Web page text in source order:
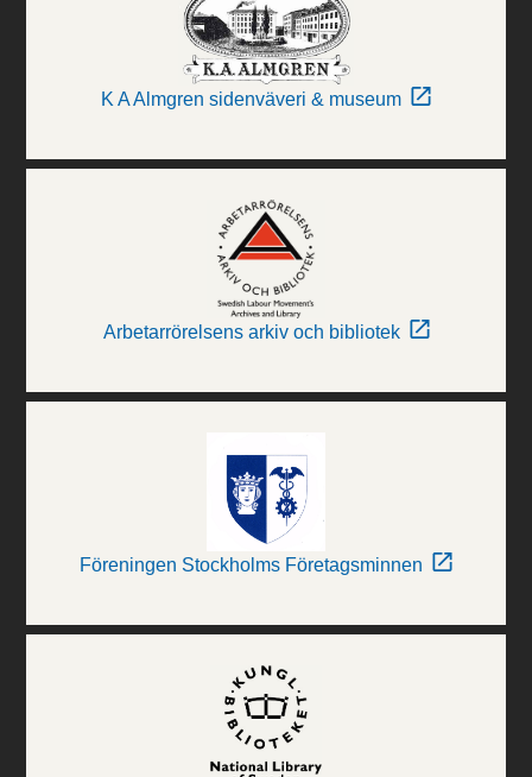
K A Almgren sidenväveri & museum
Arbetarrörelsens arkiv och bibliotek
Föreningen Stockholms Företagsminnen